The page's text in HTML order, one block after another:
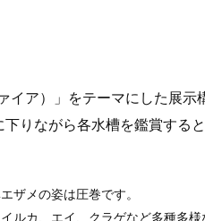
イア）」をテーマにした展示
りながら各水槽を鑑賞する
ザメの姿は圧巻です。
ルカ、エイ、クラゲなど多種多様